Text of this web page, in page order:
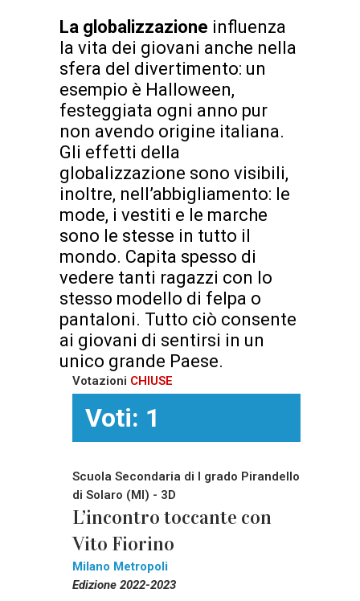
La globalizzazione influenza
la vita dei giovani anche nella
sfera del divertimento: un
esempio è Halloween,
festeggiata ogni anno pur
non avendo origine italiana.
Gli effetti della
globalizzazione sono visibili,
inoltre, nell’abbigliamento: le
mode, i vestiti e le marche
sono le stesse in tutto il
mondo. Capita spesso di
vedere tanti ragazzi con lo
stesso modello di felpa o
pantaloni. Tutto ciò consente
ai giovani di sentirsi in un
unico grande Paese.
Votazioni CHIUSE
Voti: 1
Scuola Secondaria di I grado Pirandello
di Solaro (MI) - 3D
L’incontro toccante con
Vito Fiorino
Milano Metropoli
Edizione 2022-2023